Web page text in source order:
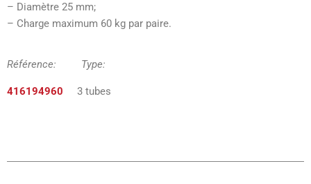
– Diamètre 25 mm;
– Charge maximum 60 kg par paire.
Référence: Type:
416194960 3 tubes